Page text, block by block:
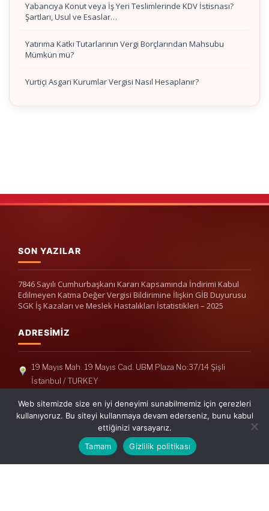
Yabancıya Konut veya İş Yeri Teslimlerinde KDV İstisnası?
Şartları, Usul ve Esaslar…
Yatırıma Katkı Tutarlarının Vergi Borçlarından Mahsubu
Mümkün mü?
Yurtiçi Asgari Kurumlar Vergisi Nasıl Hesaplanır?
SON YAZILAR
7846 Sayılı Cumhurbaşkanı Kararı Kapsamında İndirimi Kabul
Edilmeyen Katma Değer Vergisi Bildirimine İlişkin GİB Duyurusu
SGK İş Kazaları ve Meslek Hastalıkları İstatistikleri – 2025
ADRESIMIZ
19 Mayıs Mah. 19 Mayıs Cad. UBM Plaza No:37/14 Şişli
İstanbul / TURKEY
Telefon: +90(212) 240 33 39
Telefon: +90(212) 248 19 36
info@erisymm.com
Web sitemizde size en iyi deneyimi sunabilmemiz için çerezleri
kullanıyoruz. Bu siteyi kullanmaya devam ederseniz, bunu kabul
ettiğinizi varsayarız.
Tamam
Gizlilik politikası